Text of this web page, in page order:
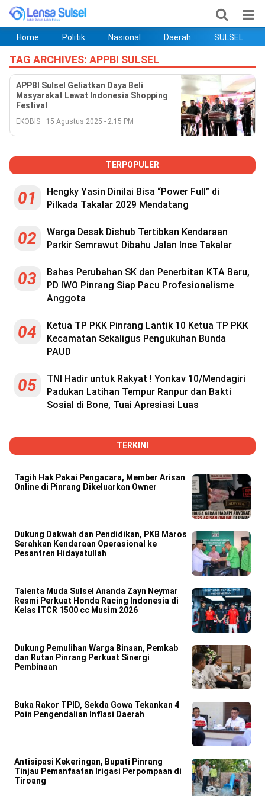
Home
Politik
Nasional
Daerah
SULSEL
Ekobis
Hukum
PENDIDIKAN
Olahraga
HIBURAN
Opini
lensasulsel.com
Home Politik Nasional Daerah SULSEL
TAG ARCHIVES: APPBI SULSEL
APPBI Sulsel Geliatkan Daya Beli
Masyarakat Lewat Indonesia Shopping
Festival
EKOBIS 15 Agustus 2025 - 2:15 PM
TERPOPULER
01
Hengky Yasin Dinilai Bisa “Power Full” di
Pilkada Takalar 2029 Mendatang
02
Warga Desak Dishub Tertibkan Kendaraan
Parkir Semrawut Dibahu Jalan Ince Takalar
03
Bahas Perubahan SK dan Penerbitan KTA Baru,
PD IWO Pinrang Siap Pacu Profesionalisme
Anggota
04
Ketua TP PKK Pinrang Lantik 10 Ketua TP PKK
Kecamatan Sekaligus Pengukuhan Bunda
PAUD
05
TNI Hadir untuk Rakyat ! Yonkav 10/Mendagiri
Padukan Latihan Tempur Ranpur dan Bakti
Sosial di Bone, Tuai Apresiasi Luas
TERKINI
Tagih Hak Pakai Pengacara, Member Arisan
Online di Pinrang Dikeluarkan Owner
Dukung Dakwah dan Pendidikan, PKB Maros
Serahkan Kendaraan Operasional ke
Pesantren Hidayatullah
Talenta Muda Sulsel Ananda Zayn Neymar
Resmi Perkuat Honda Racing Indonesia di
Kelas ITCR 1500 cc Musim 2026
Dukung Pemulihan Warga Binaan, Pemkab
dan Rutan Pinrang Perkuat Sinergi
Pembinaan
Buka Rakor TPID, Sekda Gowa Tekankan 4
Poin Pengendalian Inflasi Daerah
Antisipasi Kekeringan, Bupati Pinrang
Tinjau Pemanfaatan Irigasi Perpompaan di
Tiroang